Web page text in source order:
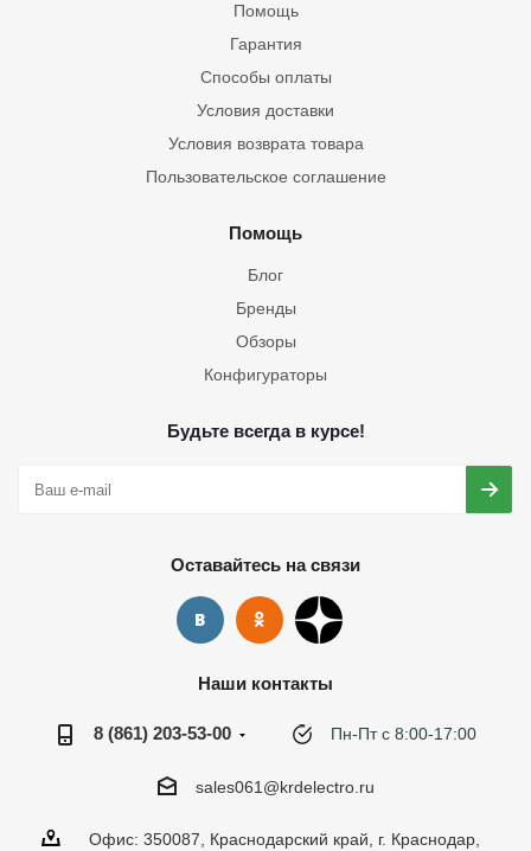
Помощь
Гарантия
Способы оплаты
Условия доставки
Условия возврата товара
Пользовательское соглашение
Помощь
Блог
Бренды
Обзоры
Конфигураторы
Будьте всегда в курсе!
Оставайтесь на связи
Наши контакты
8 (861) 203-53-00 Пн-Пт с 8:00-17:00
sales061@krdelectro.ru
Офис: 350087, Краснодарский край, г. Краснодар,